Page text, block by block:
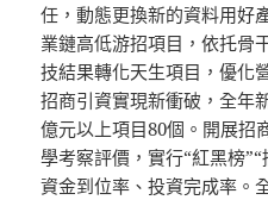
任，動態更換新的資料用好
業鏈高低游招項目，依托骨
技結果轉化天生項目，優化
招商引資實現新衝破，全年
億元以上項目80個。開展招
學考察評價，實行“紅黑榜
資金到位率、投資完成率。